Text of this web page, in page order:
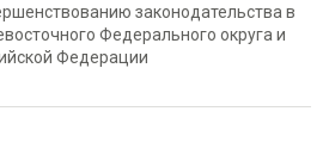
законодательства в
Федерального округа и
Федерации